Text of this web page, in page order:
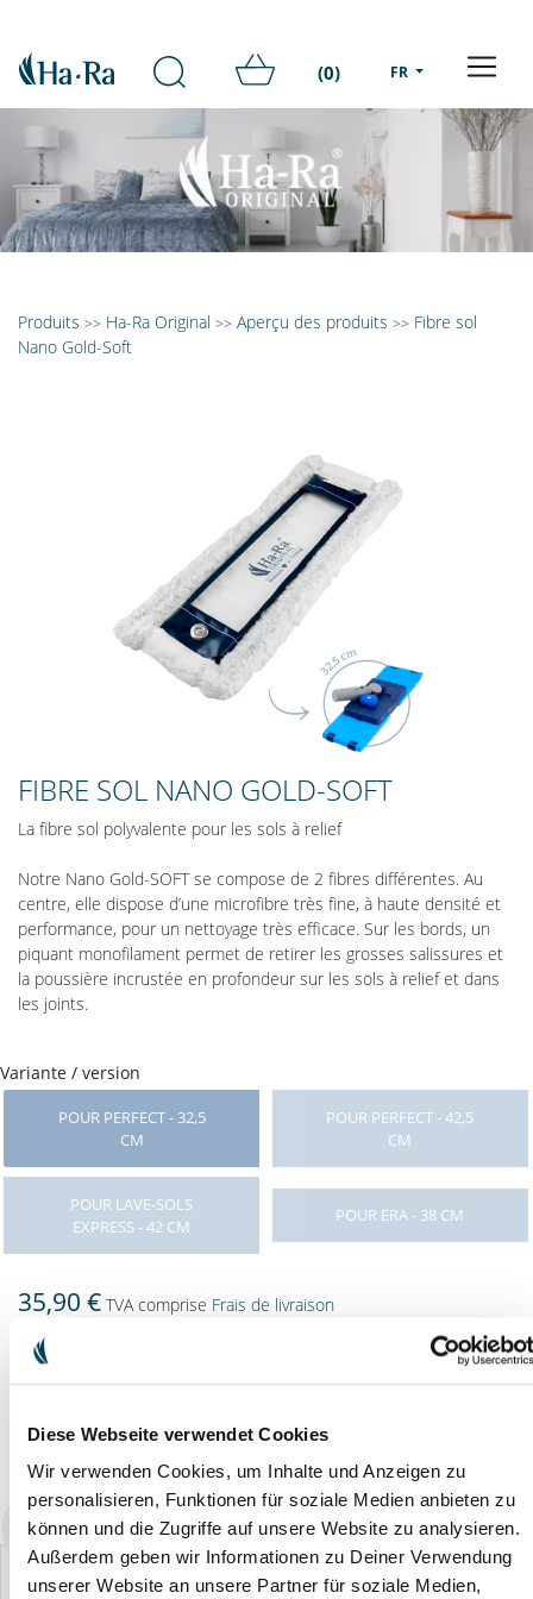
Diese Webseite verwendet Cookies
Wir verwenden Cookies, um Inhalte und Anzeigen zu
personalisieren, Funktionen für soziale Medien anbieten zu
können und die Zugriffe auf unsere Website zu analysieren.
Außerdem geben wir Informationen zu Deiner Verwendung
unserer Website an unsere Partner für soziale Medien,
(0) FR
Produits >> Ha-Ra Original >> Aperçu des produits >> Fibre sol
Nano Gold-Soft
FIBRE SOL NANO GOLD-SOFT
La fibre sol polyvalente pour les sols à relief
Notre Nano Gold-SOFT se compose de 2 fibres différentes. Au
centre, elle dispose d’une microfibre très fine, à haute densité et
performance, pour un nettoyage très efficace. Sur les bords, un
piquant monofilament permet de retirer les grosses salissures et
la poussière incrustée en profondeur sur les sols à relief et dans
les joints.
Variante / version
POUR PERFECT - 32,5
CM
POUR PERFECT - 42,5
CM
POUR LAVE-SOLS
EXPRESS - 42 CM
POUR ERA - 38 CM
35,90 € TVA comprise Frais de livraison
DANS LE PANIER
Disponibilité : immédiatement disponible